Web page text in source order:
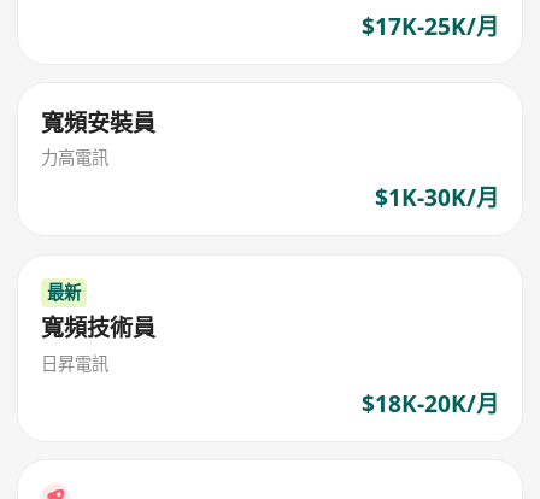
$17K-25K/月
寬頻安裝員
力高電訊
$1K-30K/月
最新
寬頻技術員
日昇電訊
$18K-20K/月